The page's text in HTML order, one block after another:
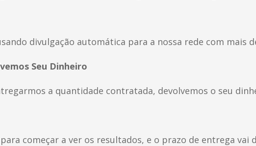
divulgação automática para a nossa rede com mais
Seu Dinheiro
a quantidade contratada, devolvemos o seu
começar a ver os resultados, e o prazo de entrega vai